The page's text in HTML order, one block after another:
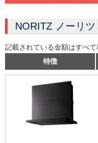
NORITZ ノーリ
記載されている金額はすべて
特徴